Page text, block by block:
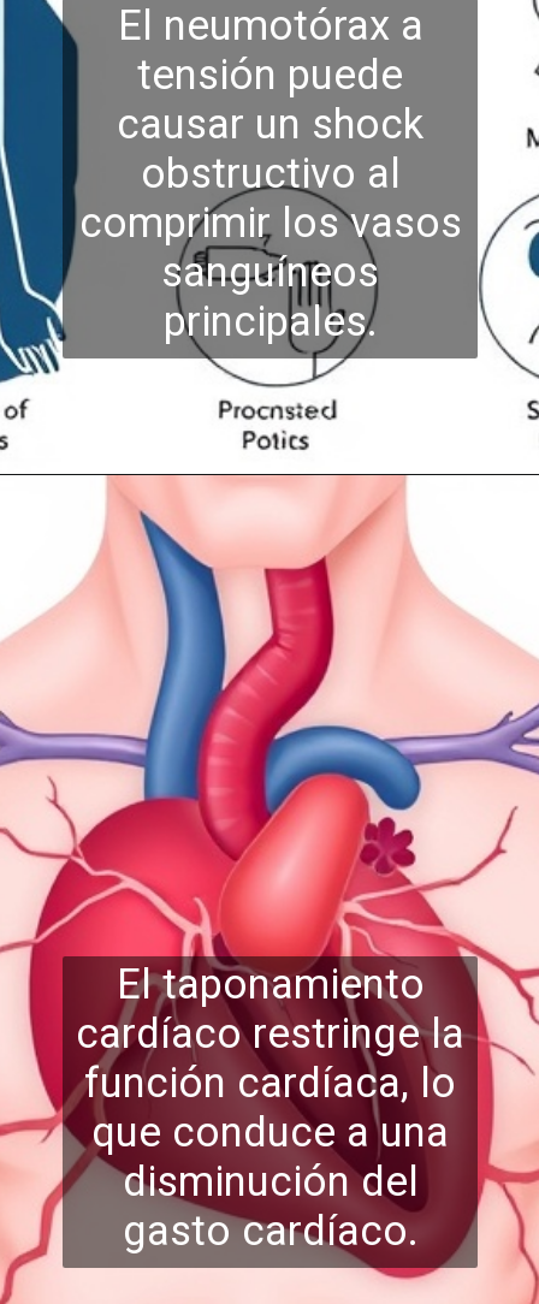
El neumotórax a
tensión puede
causar un shock
obstructivo al
comprimir los vasos
sanguíneos
principales.
El taponamiento
cardíaco restringe la
función cardíaca, lo
que conduce a una
disminución del
gasto cardíaco.